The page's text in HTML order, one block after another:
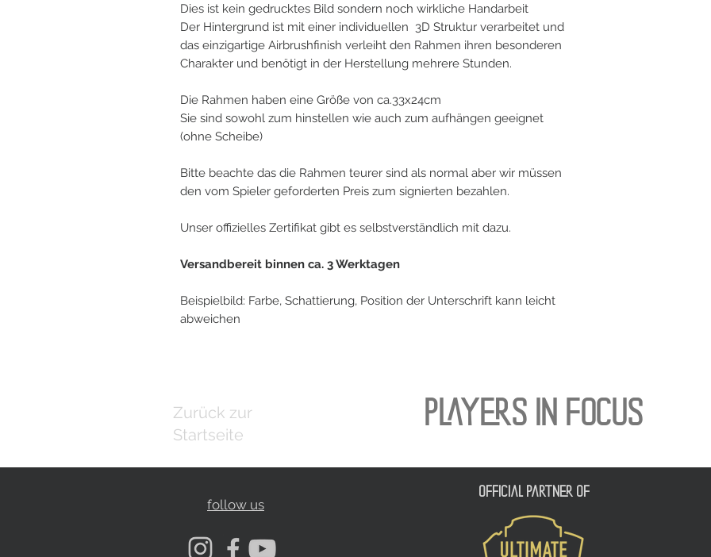
Dies ist kein gedrucktes Bild sondern noch wirkliche Handarbeit
Der Hintergrund ist mit einer individuellen 3D Struktur verarbeitet und
das einzigartige Airbrushfinish verleiht den Rahmen ihren besonderen
Charakter und benötigt in der Herstellung mehrere Stunden.
Die Rahmen haben eine Größe von ca.33x24cm
Sie sind sowohl zum hinstellen wie auch zum aufhängen geeignet
(ohne Scheibe)
Bitte beachte das die Rahmen teurer sind als normal aber wir müssen
den vom Spieler geforderten Preis zum signierten bezahlen.
Unser offizielles Zertifikat gibt es selbstverständlich mit dazu.
Versandbereit binnen ca. 3 Werktagen
Beispielbild: Farbe, Schattierung, Position der Unterschrift kann leicht
abweichen
Zurück zur
Startseite
PLAYERS IN FOCUS
follow us
official partner of